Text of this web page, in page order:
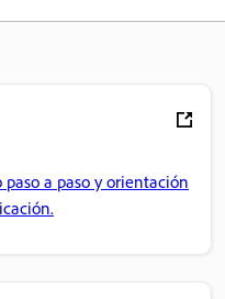
a paso y orientación